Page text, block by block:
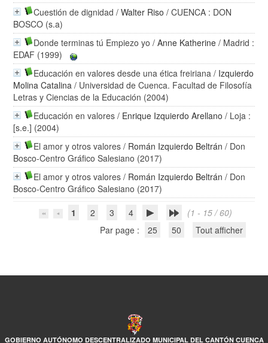
Cuestión de dignidad /Walter Riso / CUENCA : DON
BOSCO (s.a)
Donde terminas tú Empiezo yo /Anne Katherine / Madrid :
EDAF (1999)
Educación en valores desde una ética freiriana / Izquierdo
Molina Catalina / Universidad de Cuenca. Facultad de Filosofía
Letras y Ciencias de la Educación (2004)
Educación en valores / Enrique Izquierdo Arellano / Loja :
[s.e.] (2004)
El amor y otros valores / Román Izquierdo Beltrán / Don
Bosco-Centro Gráfico Salesiano (2017)
El amor y otros valores / Román Izquierdo Beltrán / Don
Bosco-Centro Gráfico Salesiano (2017)
1
2 3 4
(1 - 15 / 60)
Par page :
25 50 Tout afficher
GOBIERNO AUTÓNOMO DESCENTRALIZADO MUNICIPAL DEL CANTÓN CUENCA